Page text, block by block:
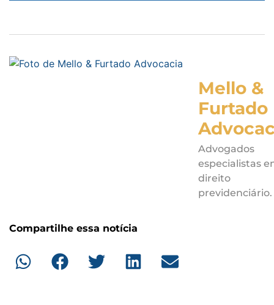
Mello &
Furtado
Advogados
especialistas
direito
previdenciário.
Compartilhe essa notícia